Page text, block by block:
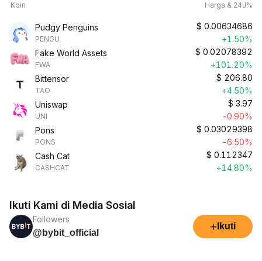
Koin Harga & 24J%
Pudgy Penguins
PENGU
$ 0.00634686
+1.50%
Fake World Assets
FWA
$ 0.02078392
+101.20%
Bittensor
TAO
$ 206.80
+4.50%
Uniswap
UNI
$ 3.97
-0.90%
Pons
PONS
$ 0.03029398
-6.50%
Cash Cat
CASHCAT
$ 0.112347
+14.80%
Ikuti Kami di Media Sosial
Followers
@bybit_official
+ Ikuti